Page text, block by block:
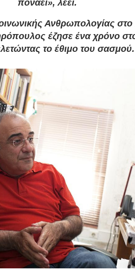
πονάει», λέει.
Ανθρωπολογίας στο
έζησε ένα χρόνο
το έθιμο του σασμού.